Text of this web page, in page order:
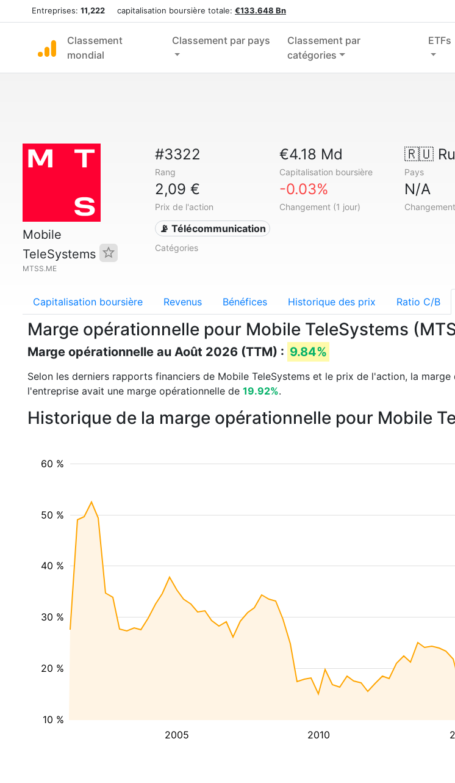
Entreprises: 11,222 capitalisation boursière totale: €133.648 Bn
Classement
mondial
Classement par pays
Classement par
catégories
ETFs
Mobile
TeleSystems
MTSS.ME
#3322
Rang
€4.18 Md
Capitalisation boursière
🇷🇺
Pays
2,09 €
Prix de l'action
-0.03%
Changement (1 jour)
N/A
📡 Télécommunication
Catégories
Capitalisation boursière Revenus Bénéfices Historique des prix Ratio C/B
Marge opérationnelle pour Mobile TeleSystems
Marge opérationnelle au Août 2026 (TTM) : 9.84%
Selon les derniers rapports financiers de Mobile TeleSystems et le prix de l'action, la
l'entreprise avait une marge opérationnelle de 19.92%.
Historique de la marge opérationnelle pour Mobile
2005 2010
10 %
20 %
30 %
40 %
50 %
60 %